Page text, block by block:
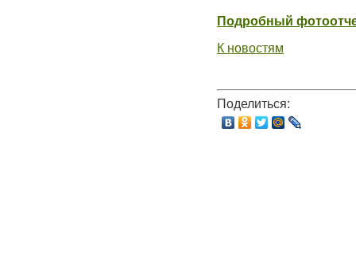
Подробный
К новостям
Поделиться: